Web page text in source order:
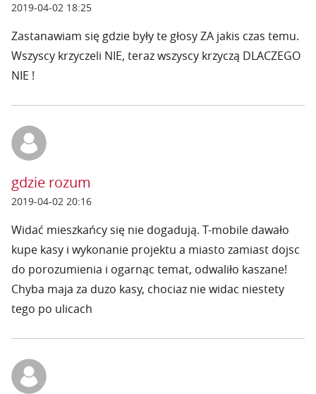
2019-04-02 18:25
Zastanawiam się gdzie były te głosy ZA jakis czas temu.
Wszyscy krzyczeli NIE, teraz wszyscy krzyczą DLACZEGO
NIE !
gdzie rozum
2019-04-02 20:16
Widać mieszkańcy się nie dogadują. T-mobile dawało
kupe kasy i wykonanie projektu a miasto zamiast dojsc
do porozumienia i ogarnąc temat, odwaliło kaszane!
Chyba maja za duzo kasy, chociaz nie widac niestety
tego po ulicach